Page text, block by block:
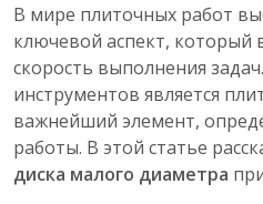
В мире плиточных работ
ключевой аспект, который
скорость выполнения
инструментов является
важнейший элемент,
работы. В этой статье
диска малого диаметра